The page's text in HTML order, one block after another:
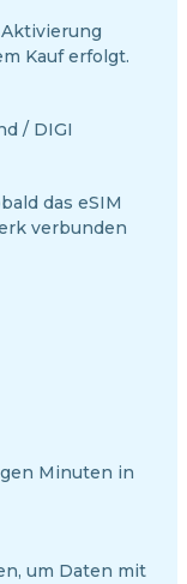
Kauf erfolgt.
/ DIGI
das eSIM
verbunden
Minuten in
um Daten mit